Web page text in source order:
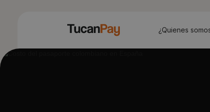
¿Quienes